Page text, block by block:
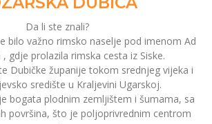
Da li ste znali?
bilo važno rimsko naselje pod imenom Ad
gdje prolazila rimska cesta iz Siske.
Dubičke županije tokom srednjeg vijeka i
središte u Kraljevini Ugarskoj.
bogata plodnim zemljištem i šumama, sa
površina, što je poljoprivrednim centrom